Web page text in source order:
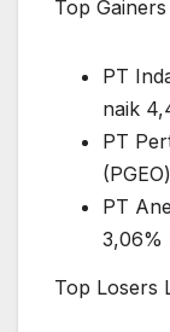
Top
PT
naik
PT
PT
3,06%
Top Losers